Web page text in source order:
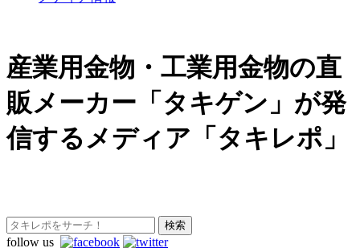
産業用金物・工業用金物の直
販メーカー「タキゲン」が発
信するメディア「タキレポ」
follow us